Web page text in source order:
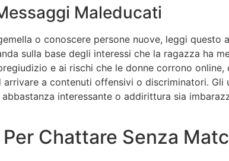
Maleducati
o conoscere persone nuove, leggi
sulla base degli interessi che la ragazza ha
e ai rischi che le donne corrono
a contenuti offensivi o discriminatori.
interessante o addirittura sia
Chattare Senza